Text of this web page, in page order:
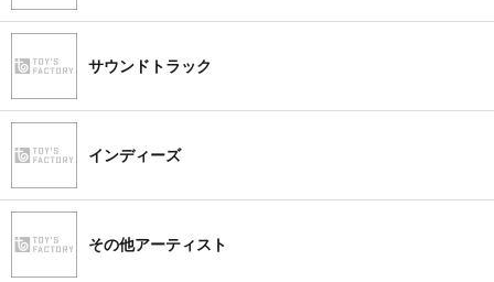
サウンドトラック
インディーズ
その他アーティスト